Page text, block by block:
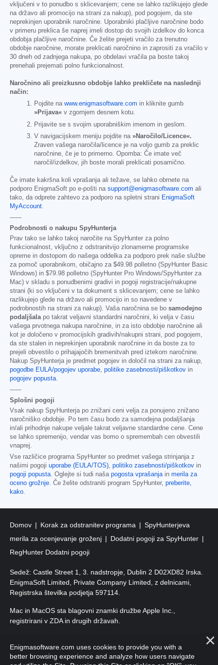
vključeni v to ponudbo s sklicevanjem; cene se lahko razlikujejo glede
na državo ali promocijo na strani za nakup), pod pogojem, da ste
neprekinjen uporabnik naročnine. Uporabniki plačljive naročnine bodo
v primeru preklica še naprej imeli dostop do svojih izdelkov do konca
obdobja plačljive naročnine. Če želite prejeti vračilo za trenutno
obdobje naročnine, morate preklicati naročnino in zaprositi za vračilo v
30 dneh od zadnjega nakupa, po obdelavi vračila pa boste takoj
prenehali prejemati polno funkcionalnost.
Naročnino ali preizkusno obdobje lahko prekličete na naslednji
način:
Pojdite na www.enigmasoftware.com in kliknite gumb
»Prijava« v zgornjem desnem kotu.
Prijavite se s svojim uporabniškim imenom in geslom.
V navigacijskem meniju pojdite na »Naročilo/Licence«.
Zraven vašega naročila/licence je na voljo gumb za preklic
naročnine, če je to primerno. Opomba: Če imate več
naročil/izdelkov, jih boste morali preklicati posamično.
Če imate kakršna koli vprašanja ali težave, se lahko obrnete na
podporo EnigmaSoft po e-pošti na support@enigmasoftware.com ali
tako, da odprete zahtevo za podporo na spletni strani EnigmaSoft
MyAccount
------
Podrobnosti o nakupu SpyHunterja
Prav tako se lahko takoj naročite na SpyHunter za polno
funkcionalnost, vključno z odstranitvijo zlonamerne programske
opreme in dostopom do našega oddelka za podporo prek naše službe
za pomoč uporabnikom, običajno za $49.98 polletno (SpyHunter Basic
Windows) in $79.98 polletno (SpyHunter Pro Windows/SpyHunter za
Mac) v skladu s ponudbenimi gradivi in pogoji registracije/nakupne
strani (ki so vključeni v ta dokument s sklicevanjem; cene se lahko
razlikujejo glede na državo ali promocijo in so navedene v
podrobnostih na strani za nakup). Vaša naročnina se bo samodejno
podaljšala po takrat veljavni standardni naročnini, ki velja v času
vašega prvotnega nakupa naročnine, in za isto obdobje naročnine ali
kot je določeno v promocijskih gradivih/nakupni strani, pod pogojem,
da ste stalen in neprekinjen uporabnik naročnine in da boste za to
prejeli obvestilo o prihajajočih bremenitvah pred iztekom naročnine.
Nakup SpyHunterja je predmet pogojev in določil na strani za nakup,
pogodbe EULA/pogojev uporabe politike zasebnosti/piškotkov in
pogojev popusta
------
Splošni pogoji
Vsak nakup SpyHunterja po znižani ceni velja za ponujeno znižano
naročniško obdobje. Po tem času bodo za samodejna podaljšanja
in/ali prihodnje nakupe veljale takrat veljavne standardne cene. Cene
se lahko spremenijo, vendar vas bomo o spremembah cen obvestili
vnaprej.
Vse različice programa SpyHunter so predmet vašega strinjanja z
našimi pogoji uporabe (EULA/TOS) politiko zasebnosti/piškotkov in
pogoji popusta . Oglejte si tudi naša pogosta vprašanja in merila za
oceno grožnje . Če želite odstraniti program SpyHunter, preberite,
kako
Domov Korak za odstranitev programa
SpyHunterjeva
merila za ocenjevanje groženj
Dodatni pogoji za SpyHunter
RegHunter Dodatni pogoji
Sedež: Castle Street 1, 3. nadstropje, Dublin 2 D02XD82 Irska.
EnigmaSoft Limited, Private Company Limited, z delnicami,
Registrska številka podjetja 597114.
Mac in MacOS sta blagovni znamki družbe Apple Inc.,
registrirani v ZDA in drugih državah.
pridržane.
Enigmasoftware.com uses cookies to provide you with a
better browsing experience and analyze how users navigate